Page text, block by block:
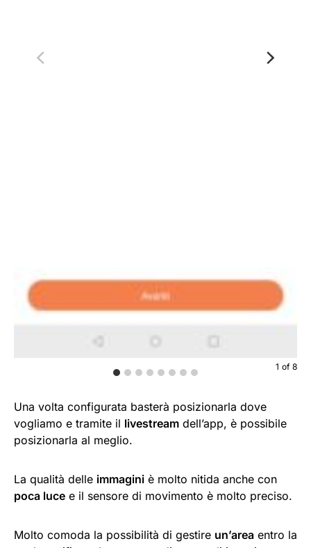
1 of 8
Una volta configurata basterà posizionarla dove
vogliamo e tramite il livestream dell’app, è possibile
posizionarla al meglio.
La qualità delle immagini è molto nitida anche con
poca luce e il sensore di movimento è molto preciso.
Molto comoda la possibilità di gestire un’area entro la